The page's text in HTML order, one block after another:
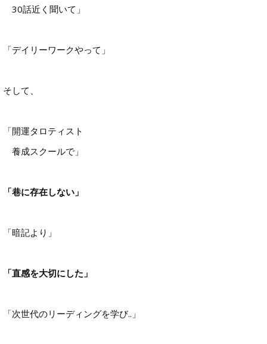
30話近く聞いて」
「デイリーワークやって」
そして、
「開運タロティスト
養成スクールで」
「巷に存在しない」
「暗記より」
「直感を大切にした」
「次世代のリーディングを学び..」